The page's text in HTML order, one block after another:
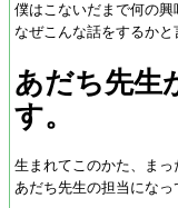
僕はこないだまで何の興
なぜこんな話をするかと
あだち先生
す。
生まれてこのかた、まっ
あだち先生の担当にな